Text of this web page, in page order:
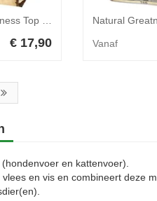
€ 17,90 Vanaf
en kattenvoer).
en vis en combineert deze